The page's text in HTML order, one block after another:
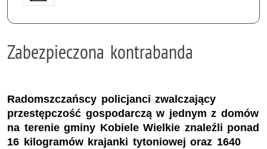
Zabezpieczona kontrabanda
Radomszczańscy policjanci zwalczający
przestępczość gospodarczą w jednym z domów
na terenie gminy Kobiele Wielkie znaleźli ponad
16 kilogramów krajanki tytoniowej oraz 1640